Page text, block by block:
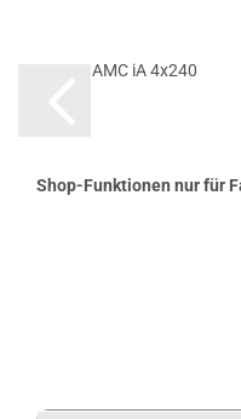
AMC iA 4x240
Shop-Funktionen nur für